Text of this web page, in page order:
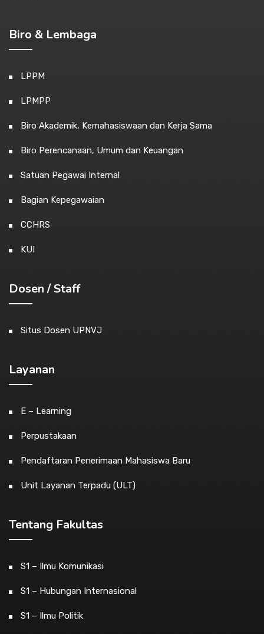
Biro & Lembaga
LPPM
LPMPP
Biro Akademik, Kemahasiswaan dan Kerja Sama
Biro Perencanaan, Umum dan Keuangan
Satuan Pegawai Internal
Bagian Kepegawaian
CCHRS
KUI
Dosen / Staff
Situs Dosen UPNVJ
Layanan
E – Learning
Perpustakaan
Pendaftaran Penerimaan Mahasiswa Baru
Unit Layanan Terpadu (ULT)
Tentang Fakultas
S1 – Ilmu Komunikasi
S1 – Hubungan Internasional
S1 – Ilmu Politik